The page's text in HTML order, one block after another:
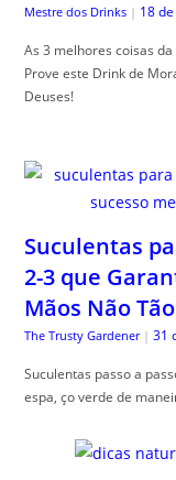
Mestre dos Drinks | 18
As 3 melhores coisas
Prove este Drink de
Deuses!
Suculentas
2-3 que
Mãos Não
The Trusty Gardener | 31
Suculentas passo a
espa, ço verde de